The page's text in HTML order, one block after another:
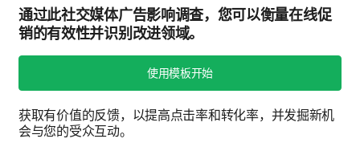
通过此社交媒体广告影响调查，您可以衡量在线促
销的有效性并识别改进领域。
使用模板开始
获取有价值的反馈，以提高点击率和转化率，并发掘新机
会与您的受众互动。